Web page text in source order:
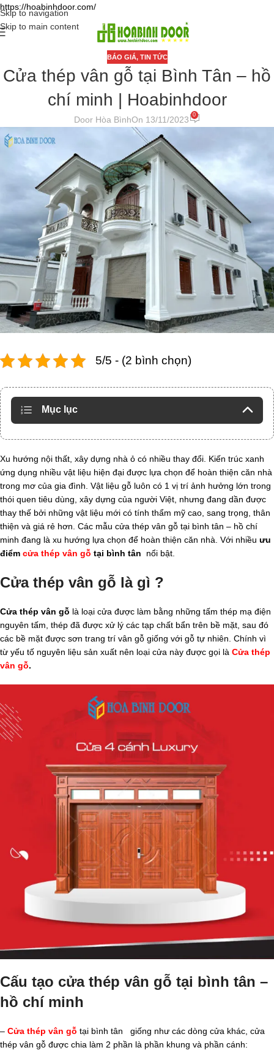
https://hoabinhdoor.com/
Skip to navigation
Skip to main content
BÁO GIÁ, TIN TỨC
Cửa thép vân gỗ tại Bình Tân – hồ
chí minh | Hoabinhdoor
Door Hòa BìnhOn 13/11/2023 0
5/5 - (2 bình chọn)
Mục lục
Xu hướng nội thất, xây dựng nhà ỏ có nhiều thay đổi. Kiến trúc xanh
ứng dụng nhiều vật liệu hiện đại được lựa chọn để hoàn thiện căn nhà
trong mơ của gia đình. Vật liệu gỗ luôn có 1 vị trí ảnh hưởng lớn trong
thói quen tiêu dùng, xây dựng của người Việt, nhưng đang dần được
thay thế bởi những vật liệu mới có tính thẩm mỹ cao, sang trọng, thân
thiện và giá rẻ hơn. Các mẫu cửa thép vân gỗ tại bình tân – hồ chí
minh đang là xu hướng lựa chọn để hoàn thiện căn nhà. Với nhiều ưu
điểm cửa thép vân gỗ tại bình tân nổi bật.
Cửa thép vân gỗ là gì ?
Cửa thép vân gỗ là loại cửa được làm bằng những tấm thép mạ điện
nguyên tấm, thép đã được xử lý các tạp chất bẩn trên bề mặt, sau đó
các bề mặt được sơn trang trí vân gỗ giống với gỗ tự nhiên. Chính vì
từ yếu tố nguyên liệu sản xuất nên loại cửa này được gọi là Cửa thép
vân gỗ.
Cấu tạo cửa thép vân gỗ tại bình tân –
hồ chí minh
– Cửa thép vân gỗ tại bình tân giống như các dòng cửa khác, cửa
thép vân gỗ được chia làm 2 phần là phần khung và phần cánh: